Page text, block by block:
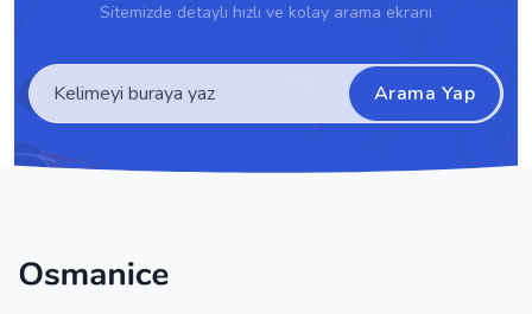
Sitemizde detaylı hızlı ve kolay arama ekranı
Arama Yap